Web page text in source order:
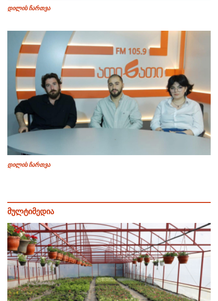
დილის ჩართვა
დილის ჩართვა
მულტიმედია